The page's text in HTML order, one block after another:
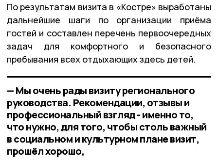
По результатам визита в «Костре» выработаны
дальнейшие шаги по организации приёма
гостей и составлен перечень первоочередных
задач для комфортного и безопасного
пребывания всех отдыхающих здесь детей.
— Мы очень рады визиту регионального
руководства. Рекомендации, отзывы и
профессиональный взгляд - именно то,
что нужно, для того, чтобы столь важный
в социальном и культурном плане визит,
прошёл хорошо,